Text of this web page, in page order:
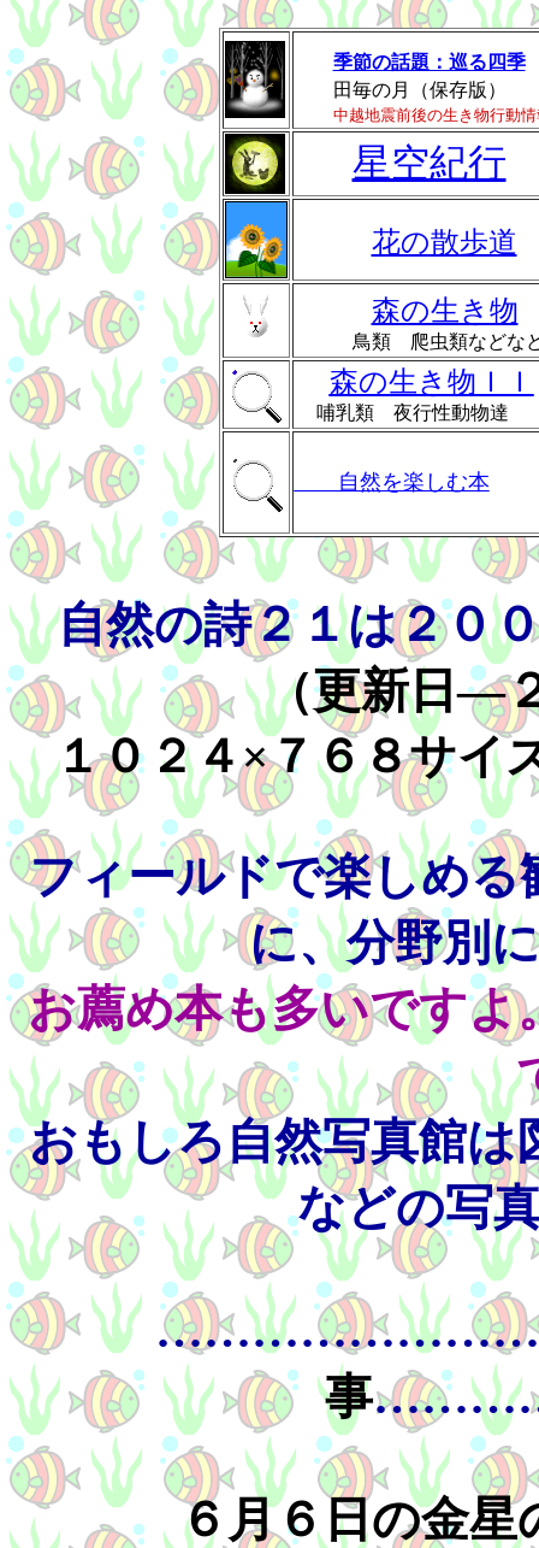
季節の話題：巡る四季
田毎の月（保存版）
中越地震前後の生き物行動情
星空紀行
花の散歩道
森の生き物
鳥類 爬虫類などな
森の生き物ＩＩ
哺乳類 夜行性動物
自然を楽しむ本
自然の詩２１は２０
（更新日―
１０２４×７６８サイ
フィールドで楽しめる
に、分野別
お薦め本も多いですよ
おもしろ自然写真館は
などの写
事
６月６日の金星